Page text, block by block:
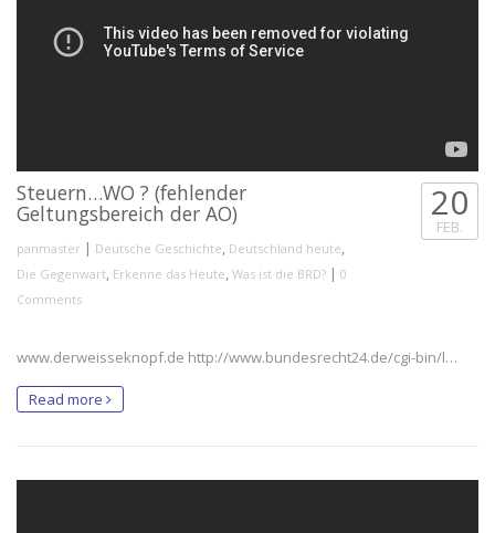
Steuern…WO ? (fehlender
Geltungsbereich der AO)
panmaster | Deutsche Geschichte, Deutschland heute,
Die Gegenwart, Erkenne das Heute, Was ist die BRD? | 0
Comments
20
FEB.
www.derweisseknopf.de http://www.bundesrecht24.de/cgi-bin/l…
Read more